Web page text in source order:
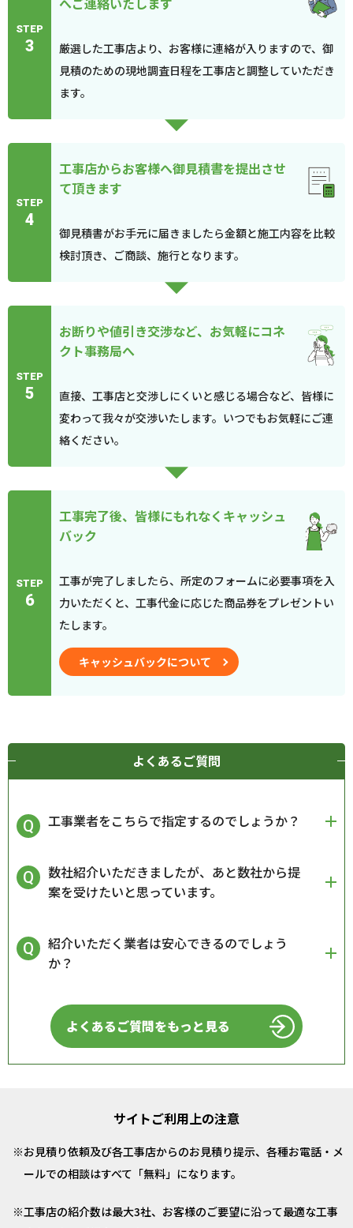
STEP
3
厳選した工事店より、お客様に連絡が入りますので、御
見積のための現地調査日程を工事店と調整していただき
ます。
STEP
4
工事店からお客様へ御見積書を提出させ
て頂きます
御見積書がお手元に届きましたら金額と施工内容を比較
検討頂き、ご商談、施行となります。
STEP
5
お断りや値引き交渉など、お気軽にコネ
クト事務局へ
直接、工事店と交渉しにくいと感じる場合など、皆様に
変わって我々が交渉いたします。いつでもお気軽にご連
絡ください。
STEP
6
工事完了後、皆様にもれなくキャッシュ
バック
工事が完了しましたら、所定のフォームに必要事項を入
力いただくと、工事代金に応じた商品券をプレゼントい
たします。
キャッシュバックについて
よくあるご質問
工事業者をこちらで指定するのでしょうか？
数社紹介いただきましたが、あと数社から提
案を受けたいと思っています。
紹介いただく業者は安心できるのでしょう
か？
よくあるご質問をもっと見る
サイトご利用上の注意
お見積り依頼及び各工事店からのお見積り提示、各種お電話・メ
ールでの相談はすべて「無料」になります。
工事店の紹介数は最大3社、お客様のご要望に沿って最適な工事